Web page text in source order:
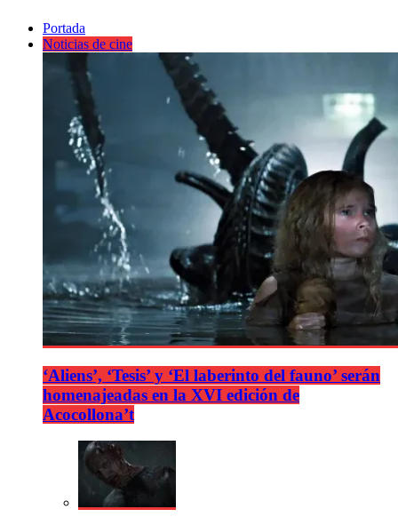
Portada
Noticias de cine
‘Aliens’, ‘Tesis’ y ‘El laberinto del fauno’ serán
homenajeadas en la XVI edición de
Acocollona’t